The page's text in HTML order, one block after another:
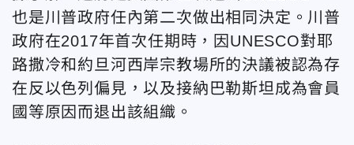
也是川普政府任內第二次做出相同決定。川普
政府在2017年首次任期時，因UNESCO對耶
路撒冷和約旦河西岸宗教場所的決議被認為存
在反以色列偏見，以及接納巴勒斯坦成為會員
國等原因而退出該組織。